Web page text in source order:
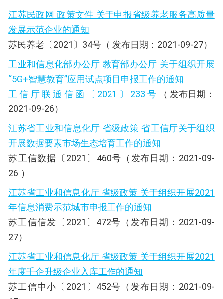
江苏民政网 政策文件 关于申报省级养老服务高质量
发展示范企业的通知
苏民养老〔2021〕34号（ 发布日期：2021-09-27）
工业和信息化部办公厅 教育部办公厅 关于组织开展
“5G+智慧教育”应用试点项目申报工作的通知
工信厅联通信函〔2021〕233号
（ 发布日期：
2021-09-26）
江苏省工业和信息化厅 省级政策 省工信厅关于组织
开展数据要素市场生态培育工作的通知
苏工信数据〔2021〕460号（ 发布日期：2021-09-
26 ）
江苏省工业和信息化厅 省级政策 关于组织开展2021
年信息消费示范城市申报工作的通知
苏工信信发〔2021〕472号（发布日期：2021-09-
27）
江苏省工业和信息化厅 省级政策 关于组织开展2021
年度千企升级企业入库工作的通知
苏工信中小〔2021〕452号（发布日期：2021-09-